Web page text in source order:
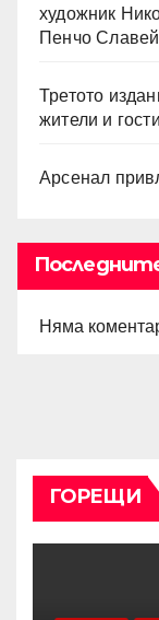
художник
Пенчо
Третото
жители и
Арсенал
Няма
ГОРЕЩИ